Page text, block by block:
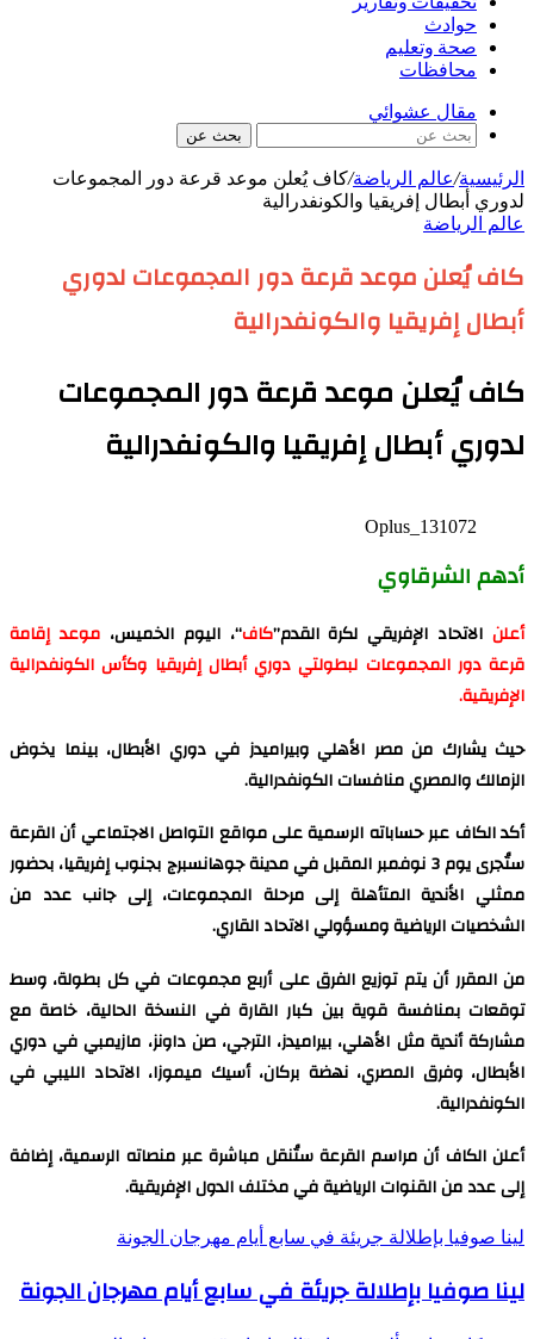
حوادث
صحة وتعليم
محافظات
مقال عشوائي
بحث عن
الرئيسية/عالم الرياضة/كاف يُعلن موعد قرعة دور المجموعات
لدوري أبطال إفريقيا والكونفدرالية
عالم الرياضة
كاف يُعلن موعد قرعة دور المجموعات لدوري
أبطال إفريقيا والكونفدرالية
كاف يُعلن موعد قرعة دور المجموعات
لدوري أبطال إفريقيا والكونفدرالية
Oplus_131072
أدهم الشرقاوي
أعلن الاتحاد الإفريقي لكرة القدم”كاف“، اليوم الخميس،موعد إقامة
قرعة دور المجموعات لبطولتي دوري أبطال إفريقيا وكأس الكونفدرالية
الإفريقية.
حيث يشارك من مصر الأهلي وبيراميدز في دوري الأبطال، بينما يخوض
الزمالك والمصري منافسات الكونفدرالية.
أكد الكاف عبر حساباته الرسمية على مواقع التواصل الاجتماعي أن القرعة
ستُجرى يوم 3 نوفمبر المقبل في مدينة جوهانسبرج بجنوب إفريقيا، بحضور
ممثلي الأندية المتأهلة إلى مرحلة المجموعات، إلى جانب عدد من
الشخصيات الرياضية ومسؤولي الاتحاد القاري.
من المقرر أن يتم توزيع الفرق على أربع مجموعات في كل بطولة، وسط
توقعات بمنافسة قوية بين كبار القارة في النسخة الحالية، خاصة مع
مشاركة أندية مثل الأهلي، بيراميدز، الترجي، صن داونز، مازيمبي في دوري
الأبطال، وفرق المصري، نهضة بركان، أسيك ميموزا، الاتحاد الليبي في
الكونفدرالية.
أعلن الكاف أن مراسم القرعة ستُنقل مباشرة عبر منصاته الرسمية، إضافة
إلى عدد من القنوات الرياضية في مختلف الدول الإفريقية.
لينا صوفيا بإطلالة جريئة في سابع أيام مهرجان الجونة
لينا صوفيا بإطلالة جريئة في سابع أيام مهرجان الجونة